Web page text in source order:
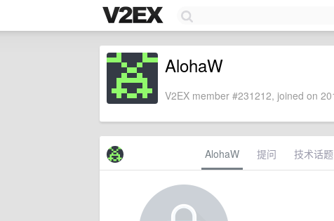
AlohaW
V2EX member #231212, joined on
AlohaW 提问 技术话题